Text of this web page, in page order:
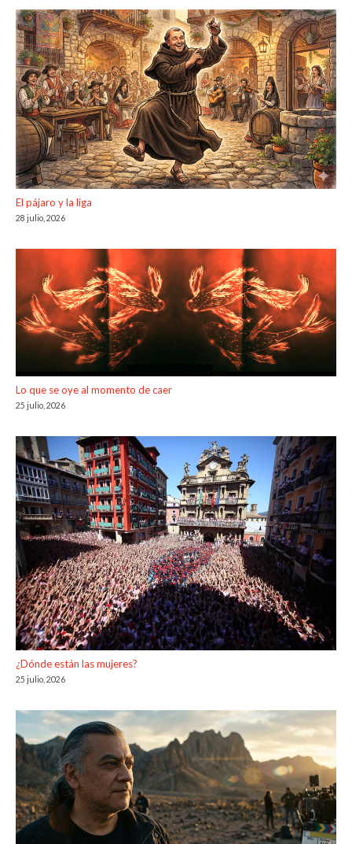
El pájaro y la liga
28 julio, 2026
Lo que se oye al momento de caer
25 julio, 2026
¿Dónde están las mujeres?
25 julio, 2026